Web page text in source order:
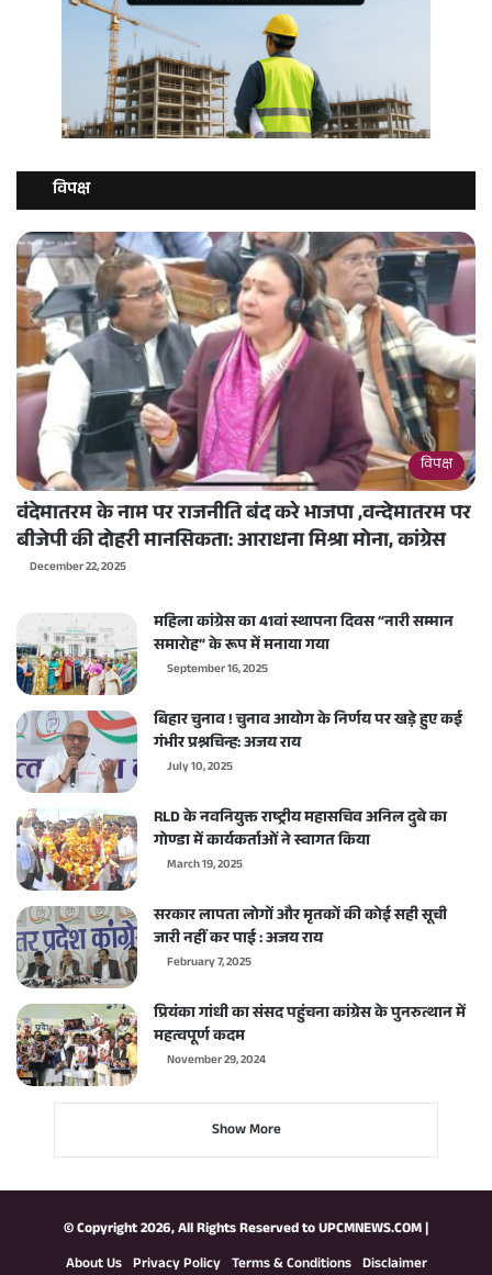
विपक्ष
विपक्ष
वंदेमातरम के नाम पर राजनीति बंद करे भाजपा ,वन्देमातरम पर
बीजेपी की दोहरी मानसिकता: आराधना मिश्रा मोना, कांग्रेस
December 22, 2025
महिला कांग्रेस का 41वां स्थापना दिवस “नारी सम्मान
समारोह” के रूप में मनाया गया
September 16, 2025
बिहार चुनाव ! चुनाव आयोग के निर्णय पर खड़े हुए कई
गंभीर प्रश्नचिन्ह: अजय राय
July 10, 2025
RLD के नवनियुक्त राष्ट्रीय महासचिव अनिल दुबे का
गोण्डा में कार्यकर्ताओं ने स्वागत किया
March 19, 2025
सरकार लापता लोगों और मृतकों की कोई सही सूची
जारी नहीं कर पाई : अजय राय
February 7, 2025
प्रियंका गांधी का संसद पहुंचना कांग्रेस के पुनरुत्थान में
महत्वपूर्ण कदम
November 29, 2024
Show More
© Copyright 2026, All Rights Reserved toUPCMNEWS.COM|
About Us Privacy Policy Terms & Conditions Disclaimer